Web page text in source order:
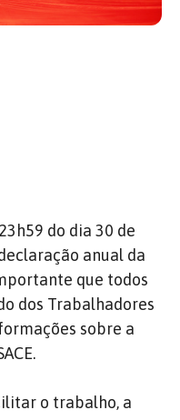
do dia 30 de
anual da
que todos
dos Trabalhadores
sobre a
o trabalho, a